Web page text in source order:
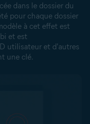
dans le dossier du
pour chaque dossier
à cet effet est
et est
utilisateur et d'autres
une clé.